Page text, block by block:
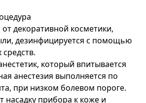
декоративной косметики,
дезинфицируется с помощью
который впитывается
анестезия выполняется по
при низком болевом пороге.
насадку прибора к коже и